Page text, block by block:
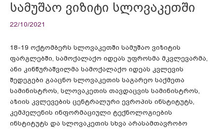
სამუშაო ვიზიტი სლოვაკეთში
22/10/2021
18-19 ოქტომბერს სლოვაკეთში სამუშაო ვიზიტის
ფარგლებში, სამოქალაქო იდეას უფროსმა მკვლევარმა,
ანი კინწურაშვილმა სამოქალაქო იდეას კვლევის
შედეგები გააცნო სლოვაკეთის საგარეო საქმეთა
სამინისტროს, სლოვაკეთის თავდაცვის სამინისტროს,
აზიის კვლევების ცენტრალური ევროპის ინსტიტუტს,
კემპელენის ინფორმაციული ტექნოლოგიების
ინსტიტუტს და სლოვაკეთის სხვა არასამთავრობო